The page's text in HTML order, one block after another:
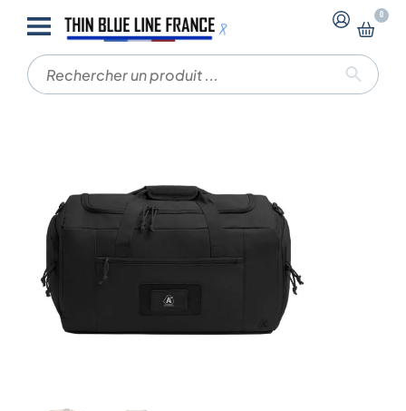
0
Accueil - Sacoches Tactiques -
Sac de transport
TRANSALL 45 L – A10